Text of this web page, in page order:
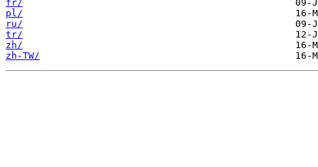
fr/
pl/
ru/
tr/
zh/
zh-TW/